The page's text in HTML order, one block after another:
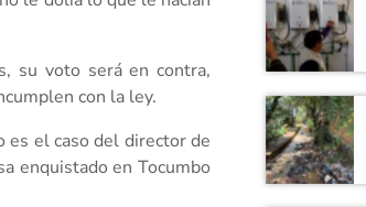
su voto será en contra,
con la ley.
es el caso del director de
enquistado en Tocumbo